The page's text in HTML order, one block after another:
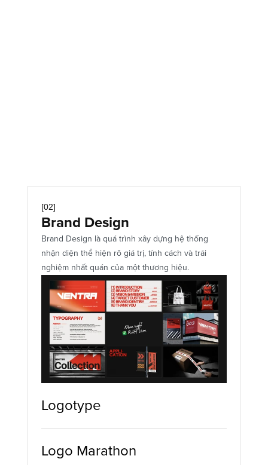
Print Design
[02]
Brand Design
Brand Design là quá trình xây dựng hệ thống
nhận diện thể hiện rõ giá trị, tính cách và trải
nghiệm nhất quán của một thương hiệu.
Logotype
Logo Marathon